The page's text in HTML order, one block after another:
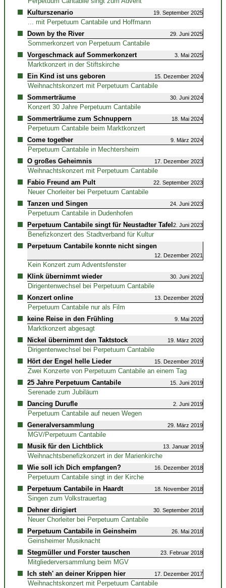
Kulturszenario
19. September 2025
... mit Perpetuum Cantabile und Hoffmann
Down by the River
29. Juni 2025
Sommerkonzert von Perpetuum Cantabile
Vorgeschmack auf Sommerkonzert
3. Mai 2025
Marktkonzert in der Stiftskirche
Ein Kind ist uns geboren
15. Dezember 2024
Weihnachtskonzert mit Perpetuum Cantabile
Sommerträume
30. Juni 2024
Konzert 30 Jahre Perpetuum Cantabile
Sommerträume zum Schnuppern
18. Mai 2024
Perpetuum Cantabile beim Marktkonzert
Come together
9. März 2024
Perpetuum Cantabile in Mechtersheim
O großes Geheimnis
17. Dezember 2023
Weihnachtskonzert mit Perpetuum Cantabile
Fabio Freund am Pult
22. September 2023
Neuer Chorleiter bei Perpetuum Cantabile
Tanzen und Singen
24. Juni 2023
Perpetuum Cantabile in Dudenhofen
Perpetuum Cantabile singt für Neustadter Tafel 2. Juni 2023
Benefizkonzert des Stadtverband für Kultur
Perpetuum Cantabile konnte nicht singen
12. Dezember 2021
Kein Konzert zum Adventsfenster
Klink übernimmt wieder
30. Juni 2021
Dirigentenwechsel bei Perpetuum Cantabile
Konzert online
13. Dezember 2020
Perpetuum Cantabile nur als Film
keine Reise in den Frühling
9. Mai 2020
Marktkonzert abgesagt
Nickel übernimmt den Taktstock
19. März 2020
Dirigentenwechsel bei Perpetuum Cantabile
Hört der Engel helle Lieder
15. Dezember 2019
Zwei Konzerte von Perpetuum Cantabile an einem Tag
25 Jahre Perpetuum Cantabile
15. Juni 2019
Serenade zum Jubiläum
Dancing Durufle
2. Juni 2019
Perpetuum Cantabile auf neuen Wegen
Generalversammlung
29. März 2019
MGV/Perpetuum Cantabile
Musik für den Lichtblick
13. Januar 2019
Weihnachtsbenefizkonzert in der Marienkirche
Wie soll ich Dich empfangen?
16. Dezember 2018
Perpetuum Cantabile singt in der Kirche
Perpetuum Cantabile in Haardt
18. November 2018
Singen zum Volkstrauertag
Dehner dirigiert
30. September 2018
Neuer Chorleiter bei Perpetuum Cantabile
Perpetuum Cantabile in Geinsheim
26. Mai 2018
Geinsheimer Musiknacht
Stegmüller und Forster tauschen
23. Februar 2018
Mitgliederversammlung beim MGV
Ich steh' an deiner Krippen hier
17. Dezember 2017
Weihnachtskonzert mit Perpetuum Cantabile